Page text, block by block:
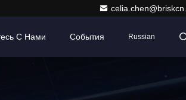
С Нами События Russian